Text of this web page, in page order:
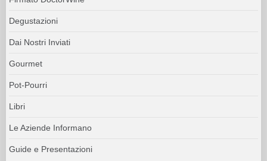
Degustazioni
Dai Nostri Inviati
Gourmet
Pot-Pourri
Libri
Le Aziende Informano
Guide e Presentazioni